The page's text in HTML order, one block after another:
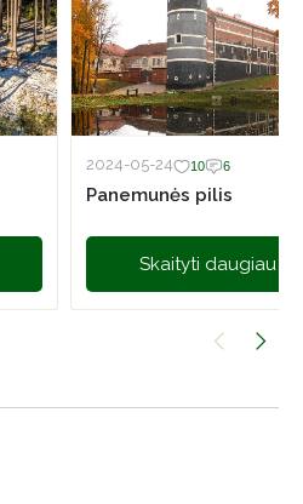
2024-05-24 10 6
Panemunės pilis
Skaityti daugiau